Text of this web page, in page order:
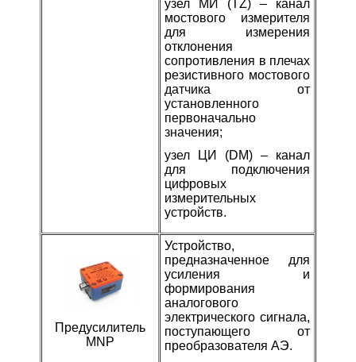
узел МИ (TZ) – канал
мостового измерителя
для измерения
отклонения
сопротивления в плечах
резистивного мостового
датчика от
установленного
первоначально
значения;
узел ЦИ (DM) – канал
для подключения
цифровых
измерительных
устройств.
Предусилитель
MNP
Устройство,
предназначенное для
усиления и
формирования
аналогового
электрического сигнала,
поступающего от
преобразователя АЭ.